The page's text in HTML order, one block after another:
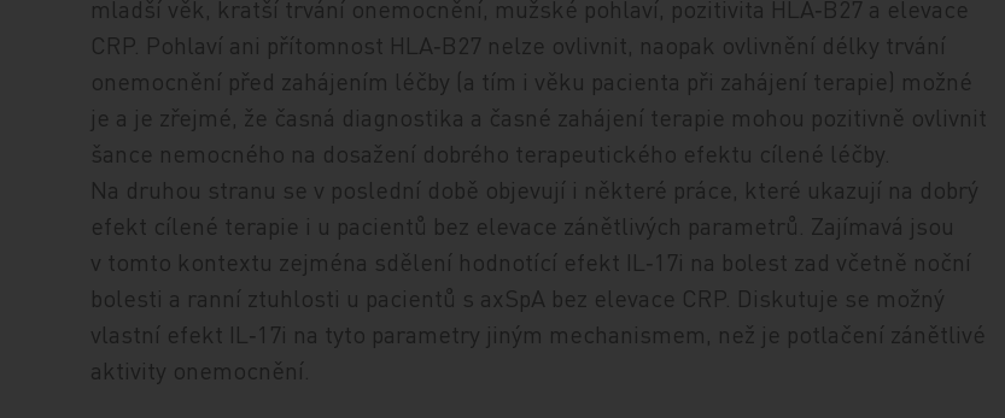
mladší věk, kratší trvání onemocnění, mužské pohlaví, pozitivita HLA‑B27 a elevace
CRP. Pohlaví ani přítomnost HLA‑B27 nelze ovlivnit, naopak ovlivnění délky trvání
onemocnění před zahájením léčby (a tím i věku pacienta při zahájení terapie) možné
je a je zřejmé, že časná diagnostika a časné zahájení terapie mohou pozitivně ovlivnit
šance nemocného na dosažení dobrého terapeutického efektu cílené léčby.
Na druhou stranu se v poslední době objevují i některé práce, které ukazují na dobrý
efekt cílené terapie i u pacientů bez elevace zánětlivých parametrů. Zajímavá jsou
v tomto kontextu zejména sdělení hodnotící efekt IL‑17i na bolest zad včetně noční
bolesti a ranní ztuhlosti u pacientů s axSpA bez elevace CRP. Diskutuje se možný
vlastní efekt IL‑17i na tyto parametry jiným mechanismem, než je potlačení zánětlivé
aktivity onemocnění.